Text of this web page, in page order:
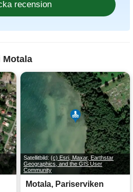
Motala
Satellitbild: (c) Esri, Maxar, Earthstar
Geographics, and the GIS User
Community
Motala, Pariserviken